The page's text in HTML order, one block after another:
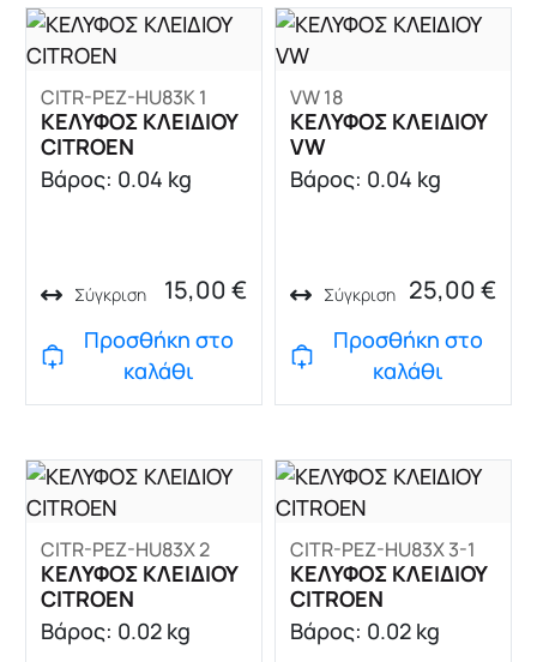
CITR-PEZ-HU83K 1
ΚΕΛΥΦΟΣ ΚΛΕΙΔΙΟΥ
CITROEN
Βάρος: 0.04 kg
Σύγκριση 15,00€
Προσθήκη στο
καλάθι
VW 18
ΚΕΛΥΦΟΣ ΚΛΕΙΔΙΟΥ
VW
Βάρος: 0.04 kg
Σύγκριση 25,00€
Προσθήκη στο
καλάθι
CITR-PEZ-HU83X 2
ΚΕΛΥΦΟΣ ΚΛΕΙΔΙΟΥ
CITROEN
Βάρος: 0.02 kg
CITR-PEZ-HU83X 3-1
ΚΕΛΥΦΟΣ ΚΛΕΙΔΙΟΥ
CITROEN
Βάρος: 0.02 kg